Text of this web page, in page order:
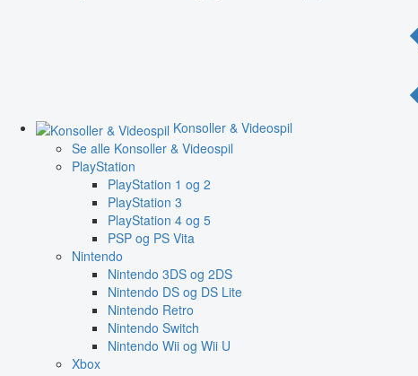
Konsoller & Videospil
Se alle Konsoller & Videospil
PlayStation
PlayStation 1 og 2
PlayStation 3
PlayStation 4 og 5
PSP og PS Vita
Nintendo
Nintendo 3DS og 2DS
Nintendo DS og DS Lite
Nintendo Retro
Nintendo Switch
Nintendo Wii og Wii U
Xbox